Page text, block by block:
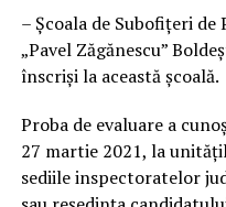
– Școala de Subofițeri
„Pavel Zăgănescu”
înscriși la această școală.
Proba de evaluare a
27 martie 2021, la
sediile inspectoratelor